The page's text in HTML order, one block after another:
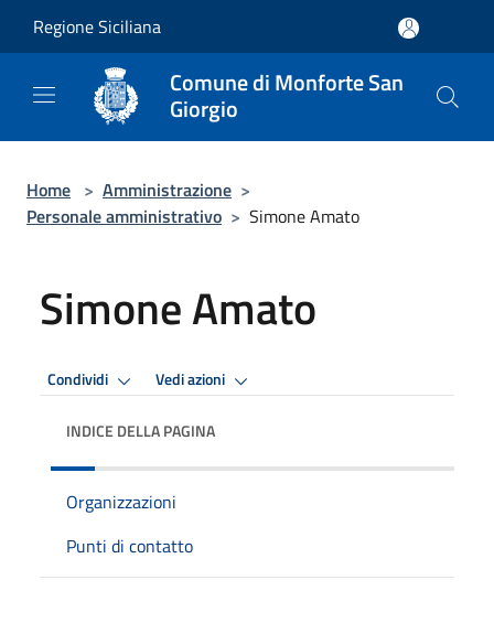
Regione Siciliana
Comune di Monforte San
Giorgio
Home > Amministrazione >
Personale amministrativo > Simone Amato
Simone Amato
Condividi Vedi azioni
INDICE DELLA PAGINA
Organizzazioni
Punti di contatto